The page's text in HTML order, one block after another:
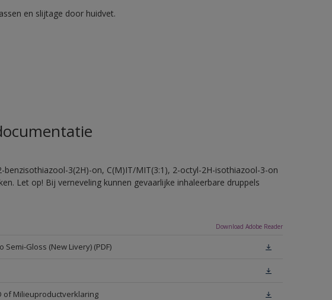
en slijtage door huidvet.
3(2H)-on, C(M)IT/MIT(3:1), 2-octyl-2H-isothiazool-3-on
Let op! Bij verneveling kunnen gevaarlijke inhaleerbare druppels
Download Adobe Reader
Gloss (New Livery) (PDF)
of Milieuproductverklaring